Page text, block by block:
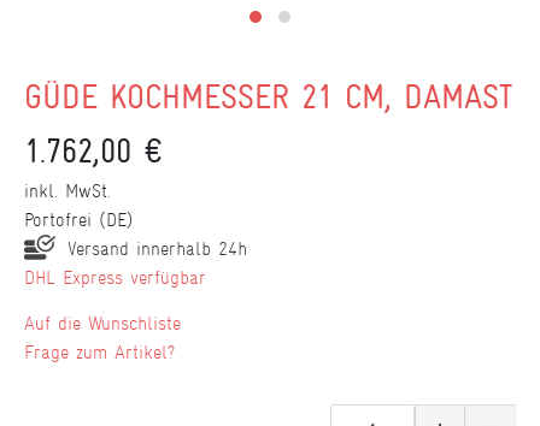
GÜDE KOCHMESSER 21 CM, DAMAST
1.762,00 €
inkl. MwSt.
Portofrei (DE)
Versand innerhalb 24h
DHL Express verfügbar
Wunschliste
Frage zum Artikel?